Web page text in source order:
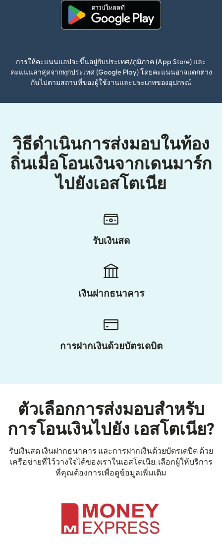
การให้คะแนนแอปจะขึ้นอยู่กับประเทศ/ภูมิภาค (App Store) และ
คะแนนล่าสุดจากทุกประเทศ (Google Play) โดยคะแนนอาจแตกต่าง
กันไปตามสถานที่ของผู้ใช้งานและประเภทของอุปกรณ์
วิธีดำเนินการส่งมอบในท้อง
ถิ่นเมื่อโอนเงินจากเดนมาร์ก
ไปยังเอสโตเนีย
รับเงินสด
เงินฝากธนาคาร
การฝากเงินด้วยบัตรเดบิต
ตัวเลือกการส่งมอบสำหรับ
การโอนเงินไปยัง เอสโตเนีย?
รับเงินสด เงินฝากธนาคาร และการฝากเงินด้วยบัตรเดบิต ด้วย
เครือข่ายที่ไว้วางใจได้ของเราในเอสโตเนีย. เลือกผู้ให้บริการ
ที่คุณต้องการเพื่อดูข้อมูลเพิ่มเติม